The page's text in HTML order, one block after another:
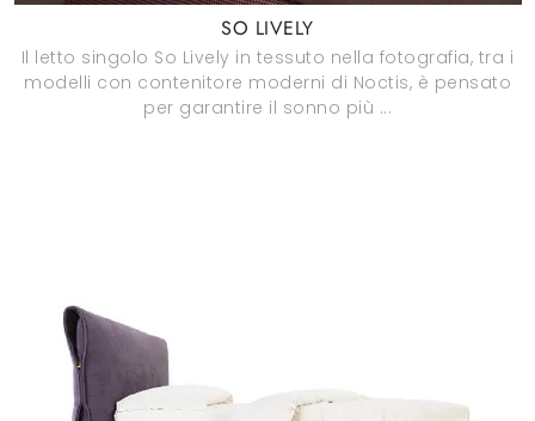
SO LIVELY
Il letto singolo So Lively in tessuto nella fotografia, tra i
modelli con contenitore moderni di Noctis, è pensato
per garantire il sonno più ...